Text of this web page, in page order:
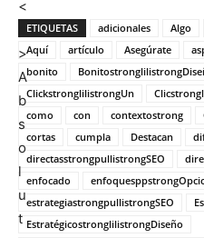
ETIQUETAS adicionales Algo
Aquí
artículo Asegúrate
bonito
ClickstronglilistrongUn
como
con contextostrong
cortas
cumpla Destacan
directasstrongpullistrongSEO
enfocado
estrategiastrongpullistrongSEO
EstratégicostronglilistrongDiseño